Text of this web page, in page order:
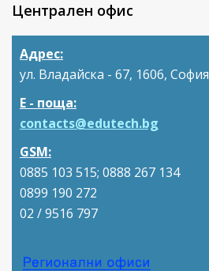
Централен офис
Адрес:
ул. Владайска - 67, 1606, София
Е - поща:
contacts@edutech.bg
GSM:
0885 103 515; 0888 267 134
0899 190 272
02 / 9516 797